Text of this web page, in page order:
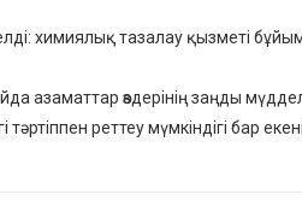
химиялық тазалау қызметі
өздерінің заңды
реттеу мүмкіндігі бар